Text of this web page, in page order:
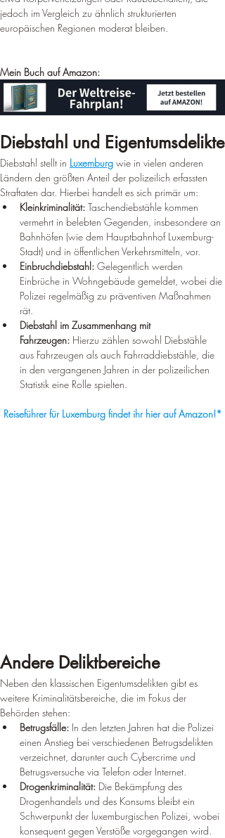
¡
jedoch im Vergleich zu ähnlich strukturierten
europäischen Regionen moderat bleiben.
Mein Buch auf Amazon:
Diebstahl und Eigentumsdelikte
Diebstahl stellt in Luxemburg wie in vielen anderen
Ländern den größten Anteil der polizeilich erfassten
Straftaten dar. Hierbei handelt es sich primär um:
Kleinkriminalität: Taschendiebstähle kommen
vermehrt in belebten Gegenden, insbesondere an
Bahnhöfen (wie dem Hauptbahnhof Luxemburg-
Stadt) und in öffentlichen Verkehrsmitteln, vor.
Einbruchdiebstahl: Gelegentlich werden
Einbrüche in Wohngebäude gemeldet, wobei die
Polizei regelmäßig zu präventiven Maßnahmen
rät.
Diebstahl im Zusammenhang mit
Fahrzeugen: Hierzu zählen sowohl Diebstähle
aus Fahrzeugen als auch Fahrraddiebstähle, die
in den vergangenen Jahren in der polizeilichen
Statistik eine Rolle spielten.
Reiseführer für Luxemburg findet ihr hier auf Amazon!*
Andere Deliktbereiche
Neben den klassischen Eigentumsdelikten gibt es
weitere Kriminalitätsbereiche, die im Fokus der
Behörden stehen:
Betrugsfälle: In den letzten Jahren hat die Polizei
einen Anstieg bei verschiedenen Betrugsdelikten
verzeichnet, darunter auch Cybercrime und
Betrugsversuche via Telefon oder Internet.
Drogenkriminalität: Die Bekämpfung des
Drogenhandels und des Konsums bleibt ein
Schwerpunkt der luxemburgischen Polizei, wobei
konsequent gegen Verstöße vorgegangen wird.